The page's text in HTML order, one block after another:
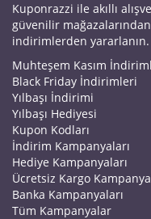
Kuponrazzi ile akıllı
güvenilir
indirimlerden yararlanın.
Muhteşem Kasım
Black Friday İndirimleri
Yılbaşı İndirimi
Yılbaşı Hediyesi
Kupon Kodları
İndirim Kampanyaları
Hediye Kampanyaları
Ücretsiz Kargo
Banka Kampanyaları
Tüm Kampanyalar